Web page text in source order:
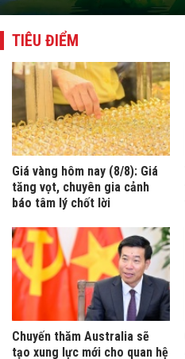
TIÊU ĐIỂM
Giá vàng hôm nay (8/8): Giá
tăng vọt, chuyên gia cảnh
báo tâm lý chốt lời
Chuyến thăm Australia sẽ
tạo xung lực mới cho quan hệ